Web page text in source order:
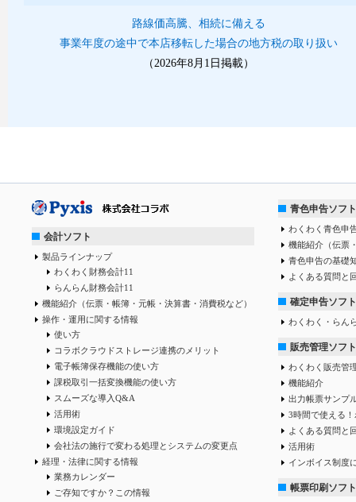
路線価高騰、相続に備える
事業年度の途中で本店移転した場合の地方税の取り扱い
（2026年8月1日掲載）
会計ソフト
製品ラインナップ
わくわく財務会計11
らんらん財務会計11
機能紹介（伝票・帳簿・元帳・決算書・消費税など）
操作・運用に関する情報
使い方
コラボクラウドストレージ連携のメリット
電子帳簿保存機能の使い方
課税取引一括変換機能の使い方
スムーズな導入Q&A
活用術
環境設定ガイド
会社法の施行で変わる処理とシステムの変更点
経理・法律に関する情報
業務カレンダー
ご存知ですか？この情報
青色申告ソフト
わくわく青色申
機能紹介（伝票
青色申告の基礎
よくある質問と
確定申告ソフト
わくわく・らん
販売管理ソフト
わくわく販売管
機能紹介
出力帳票サンプ
3時間で使える
よくある質問と
活用術
インボイス制度
帳票印刷ソフト